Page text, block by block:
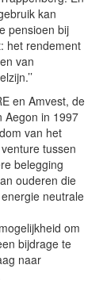
kan
pensioen bij
het rendement
van
en Amvest, de
Aegon in 1997
van het
tussen
belegging
ouderen die
neutrale
om
bijdrage te
naar